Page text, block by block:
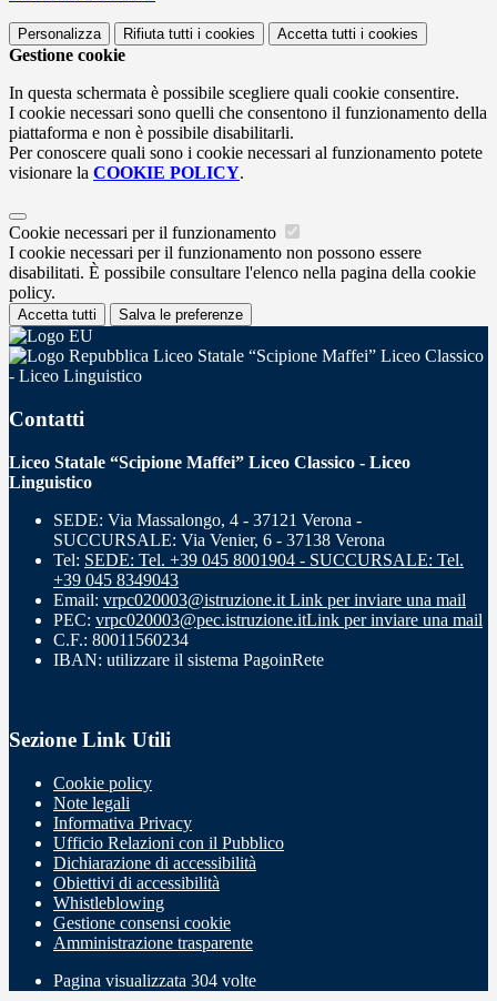
Personalizza Rifiuta tutti i cookies Accetta tutti i cookies
Gestione cookie
In questa schermata è possibile scegliere quali cookie consentire.
I cookie necessari sono quelli che consentono il funzionamento della
piattaforma e non è possibile disabilitarli.
Per conoscere quali sono i cookie necessari al funzionamento potete
visionare la COOKIE POLICY.
Cookie necessari per il funzionamento
I cookie necessari per il funzionamento non possono essere
disabilitati. È possibile consultare l'elenco nella pagina della cookie
policy.
Accetta tutti Salva le preferenze
Liceo Statale “Scipione Maffei” Liceo Classico
- Liceo Linguistico
Contatti
Liceo Statale “Scipione Maffei” Liceo Classico - Liceo
Linguistico
SEDE: Via Massalongo, 4 - 37121 Verona -
SUCCURSALE: Via Venier, 6 - 37138 Verona
Tel: SEDE: Tel. +39 045 8001904 - SUCCURSALE: Tel.
+39 045 8349043
Email: vrpc020003@istruzione.it Link per inviare una mail
PEC: vrpc020003@pec.istruzione.itLink per inviare una mail
C.F.: 80011560234
IBAN: utilizzare il sistema PagoinRete
Sezione Link Utili
Cookie policy
Note legali
Informativa Privacy
Ufficio Relazioni con il Pubblico
Dichiarazione di accessibilità
Obiettivi di accessibilità
Whistleblowing
Gestione consensi cookie
Amministrazione trasparente
Pagina visualizzata 304 volte